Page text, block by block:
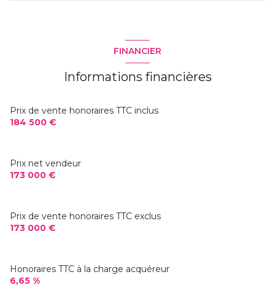
WC
FINANCIER
Informations financières
Prix de vente honoraires TTC inclus
184 500 €
Prix net vendeur
173 000 €
Prix de vente honoraires TTC exclus
173 000 €
Honoraires TTC à la charge acquéreur
6,65 %